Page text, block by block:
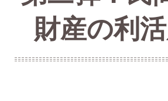
財産の利